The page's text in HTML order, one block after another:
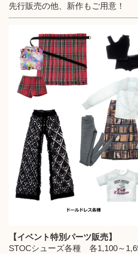
先行販売の他、新作もご用意！
【イベント特別パーツ販売】
STOCシューズ各種 各1,100～